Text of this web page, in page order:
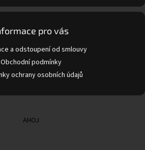
pro vás
a odstoupení od smlouvy
Obchodní podmínky
ochrany osobních údajů
AHOJ